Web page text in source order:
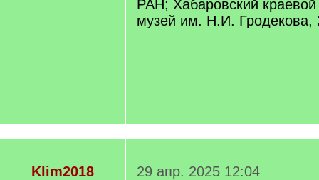
РАН; Хабаровский краевой
музей им. Н.И. Гродекова,
Klim2018
29 апр. 2025 12:04